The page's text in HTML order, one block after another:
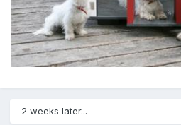
2 weeks later...